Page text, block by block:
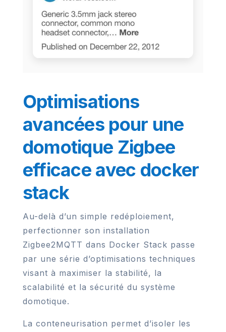
Optimisations
avancées pour une
domotique Zigbee
efficace avec docker
stack
Au-delà d’un simple redéploiement,
perfectionner son installation
Zigbee2MQTT dans Docker Stack passe
par une série d’optimisations techniques
visant à maximiser la stabilité, la
scalabilité et la sécurité du système
domotique.
La conteneurisation permet d’isoler les